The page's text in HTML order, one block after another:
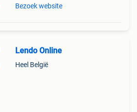
Bezoek website
Lendo Online
Heel België